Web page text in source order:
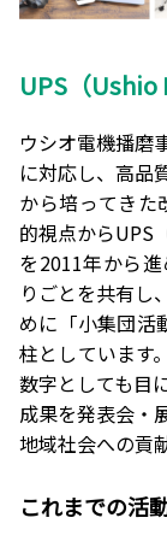
UPS（
ウシオ電機播磨
に対応し、高品
から培ってきた
的視点から
を2011年から
りごとを共有し
めに「小集団活
柱としています
数字としても目
成果を発表会・
地域社会への貢
これまでの活